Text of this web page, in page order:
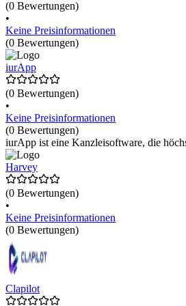
(0 Bewertungen)
•
Keine Preisinformationen
(0 Bewertungen)
iurApp
(0 Bewertungen)
•
Keine Preisinformationen
(0 Bewertungen)
iurApp ist eine Kanzleisoftware, die
Harvey
(0 Bewertungen)
•
Keine Preisinformationen
(0 Bewertungen)
Clapilot